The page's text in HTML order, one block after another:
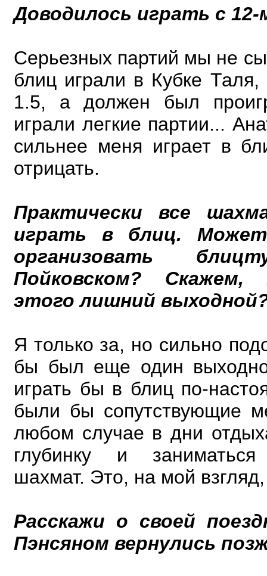
Доводилось играть с
Серьезных партий мы не
блиц играли в Кубке
1.5, а должен был
играли легкие партии...
сильнее меня играет в
отрицать.
Практически все
играть в блиц.
организовать
Пойковском?
этого лишний
Я только за, но сильно
бы был еще один
играть бы в блиц по-
были бы сопутствующие
любом случае в дни
глубинку и заниматься
шахмат. Это, на мой
Расскажи о своей
Пэнсяном вернулись